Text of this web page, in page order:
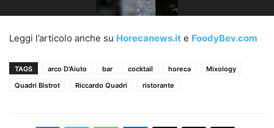
Leggi l’articolo anche su Horecanews.it e FoodyBev.com
TAGS arco D'Aiuto bar cocktail horeca
Mixology
Quadri Bistrot
Riccardo Quadri ristorante